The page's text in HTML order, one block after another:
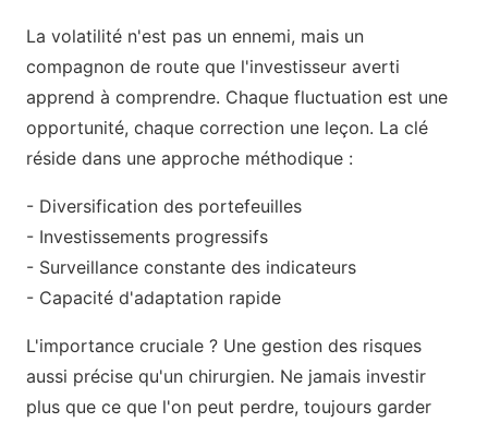
La volatilité n'est pas un ennemi, mais un
compagnon de route que l'investisseur averti
apprend à comprendre. Chaque fluctuation est une
opportunité, chaque correction une leçon. La clé
réside dans une approche méthodique :
- Diversification des portefeuilles
- Investissements progressifs
- Surveillance constante des indicateurs
- Capacité d'adaptation rapide
L'importance cruciale ? Une gestion des risques
aussi précise qu'un chirurgien. Ne jamais investir
plus que ce que l'on peut perdre, toujours garder